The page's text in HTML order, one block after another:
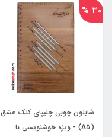
30 %
شابلون چوبی چلیپای کلک عشق
(A5) - ویژه خوشنویسی با